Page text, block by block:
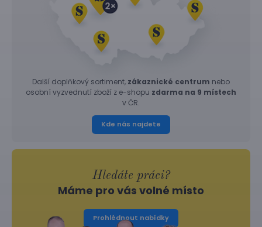
Další doplňkový sortiment, zákaznické centrum nebo
osobní vyzvednutí zboží z e-shopu zdarma na 9 místech
v ČR.
Kde nás najdete
Hledáte práci?
Máme pro vás volné místo
Prohlédnout nabídky